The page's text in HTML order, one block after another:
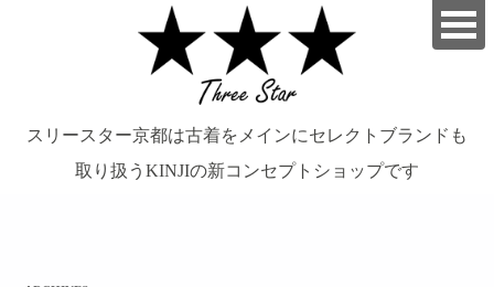
スリースター京都は古着をメインにセレクトブランドも
取り扱うKINJIの新コンセプトショップです
займ на карту онлайн без отказа